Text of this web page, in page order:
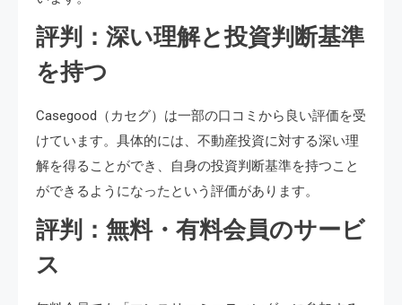
評判：深い理解と投資判断基準
を持つ
Casegood（カセグ）は一部の口コミから良い評価を受
けています。具体的には、不動産投資に対する深い理
解を得ることができ、自身の投資判断基準を持つこと
ができるようになったという評価があります。
評判：無料・有料会員のサービ
ス